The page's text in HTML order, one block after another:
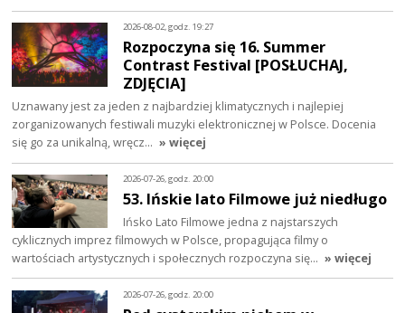
2026-08-02, godz. 19:27
Rozpoczyna się 16. Summer
Contrast Festival [POSŁUCHAJ,
ZDJĘCIA]
Uznawany jest za jeden z najbardziej klimatycznych i najlepiej
zorganizowanych festiwali muzyki elektronicznej w Polsce. Docenia
się go za unikalną, wręcz… » więcej
2026-07-26, godz. 20:00
53. Ińskie lato Filmowe już niedługo
Ińsko Lato Filmowe jedna z najstarszych
cyklicznych imprez filmowych w Polsce, propagująca filmy o
wartościach artystycznych i społecznych rozpoczyna się… » więcej
2026-07-26, godz. 20:00